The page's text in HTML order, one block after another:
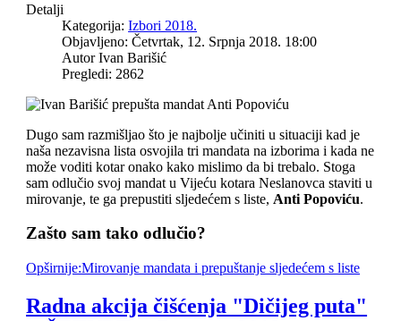
Detalji
Kategorija:Izbori 2018.
Objavljeno: Četvrtak, 12. Srpnja 2018. 18:00
Autor Ivan Barišić
Pregledi: 2862
Dugo sam razmišljao što je najbolje učiniti u situaciji kad je
naša nezavisna lista osvojila tri mandata na izborima i kada ne
može voditi kotar onako kako mislimo da bi trebalo. Stoga
sam odlučio svoj mandat u Vijeću kotara Neslanovca staviti u
mirovanje, te ga prepustiti sljedećem s liste, Anti Popoviću.
Zašto sam tako odlučio?
Opširnije:Mirovanje mandata i prepuštanje sljedećem s liste
Radna akcija čišćenja "Dičijeg puta"